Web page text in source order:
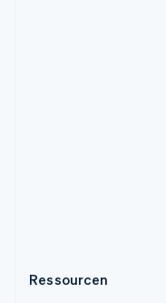
Ressourcen